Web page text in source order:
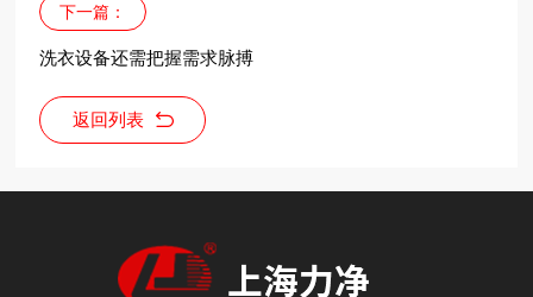
下一篇：
洗衣设备还需把握需求脉搏
返回列表